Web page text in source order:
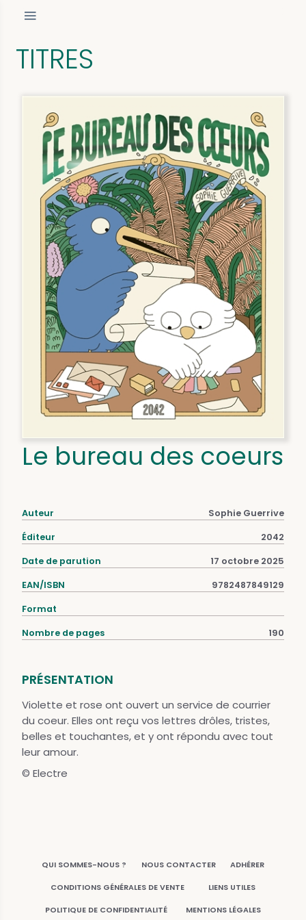
TITRES
Le bureau des coeurs
Auteur Sophie Guerrive
Éditeur 2042
Date de parution 17 octobre 2025
EAN/ISBN 9782487849129
Format
Nombre de pages 190
PRÉSENTATION
Violette et rose ont ouvert un service de courrier
du coeur. Elles ont reçu vos lettres drôles, tristes,
belles et touchantes, et y ont répondu avec tout
leur amour.
© Electre
QUI SOMMES-NOUS ? NOUS CONTACTER ADHÉRER
CONDITIONS GÉNÉRALES DE VENTE LIENS UTILES
POLITIQUE DE CONFIDENTIALITÉ MENTIONS LÉGALES